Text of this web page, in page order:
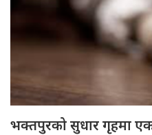
भक्तपुरको सुधार गृहमा